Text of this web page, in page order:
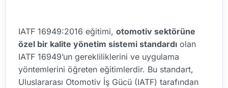
IATF 16949:2016 eğitimi, otomotiv sektörüne
özel bir kalite yönetim sistemi standardı olan
IATF 16949’un gerekliliklerini ve uygulama
yöntemlerini öğreten eğitimlerdir. Bu standart,
Uluslararası Otomotiv İş Gücü (IATF) tarafından